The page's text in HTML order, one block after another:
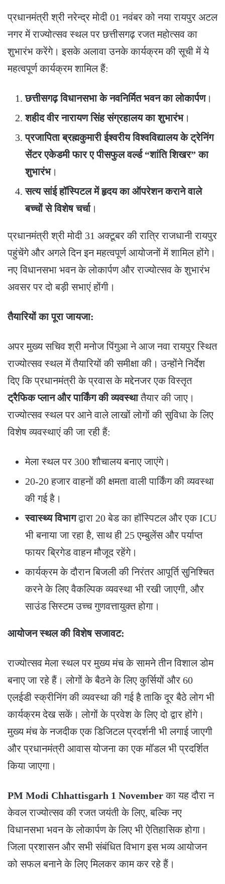
प्रधानमंत्री श्री नरेन्द्र मोदी 01 नवंबर को नया रायपुर अटल
नगर में राज्योत्सव स्थल पर छत्तीसगढ़ रजत महोत्सव का
शुभारंभ करेंगे। इसके अलावा उनके कार्यक्रम की सूची में ये
महत्वपूर्ण कार्यक्रम शामिल हैं:
छत्तीसगढ़ विधानसभा के नवनिर्मित भवन का लोकार्पण।
शहीद वीर नारायण सिंह संग्रहालय का शुभारंभ।
प्रजापिता ब्रह्मकुमारी ईश्वरीय विश्वविद्यालय के ट्रेनिंग
सेंटर एकेडमी फार ए पीसफुल वर्ल्ड “शांति शिखर” का
शुभारंभ।
सत्य सांई हॉस्पिटल में हृदय का ऑपरेशन कराने वाले
बच्चों से विशेष चर्चा।
​प्रधानमंत्री श्री मोदी 31 अक्टूबर की रात्रि राजधानी रायपुर
पहुंचेंगे और अगले दिन इन महत्वपूर्ण आयोजनों में शामिल होंगे।
नए विधानसभा भवन के लोकार्पण और राज्योत्सव के शुभारंभ
अवसर पर दो बड़ी सभाएं होंगी।
तैयारियों का पूरा जायजा:
अपर मुख्य सचिव श्री मनोज पिंगुआ ने आज नवा रायपुर स्थित
राज्योत्सव स्थल में तैयारियों की समीक्षा की। उन्होंने निर्देश
दिए कि प्रधानमंत्री के प्रवास के मद्देनजर एक विस्तृत
ट्रैफिक प्लान और पार्किंग की व्यवस्थातैयार की जाए।
राज्योत्सव स्थल पर आने वाले लाखों लोगों की सुविधा के लिए
विशेष व्यवस्थाएं की जा रही हैं:
​मेला स्थल पर 300 शौचालय बनाए जाएंगे।
​20-20 हजार वाहनों की क्षमता वाली पार्किंग की व्यवस्था
की गई है।
स्वास्थ्य विभागद्वारा 20 बेड का हॉस्पिटल और एक ICU
भी बनाया जा रहा है, साथ ही 25 एम्बुलेंस और पर्याप्त
फायर ब्रिगेड वाहन मौजूद रहेंगे।
​कार्यक्रम के दौरान बिजली की निरंतर आपूर्ति सुनिश्चित
करने के लिए वैकल्पिक व्यवस्था भी रखी जाएगी, और
साउंड सिस्टम उच्च गुणवत्तायुक्त होगा।
आयोजन स्थल की विशेष सजावट:
राज्योत्सव मेला स्थल पर मुख्य मंच के सामने तीन विशाल डोम
बनाए जा रहे हैं। लोगों के बैठने के लिए कुर्सियों और 60
एलईडी स्क्रीनिंग की व्यवस्था की गई है ताकि दूर बैठे लोग भी
कार्यक्रम देख सकें। लोगों के प्रवेश के लिए दो द्वार होंगे।
मुख्य मंच के नजदीक एक डिजिटल प्रदर्शनी भी लगाई जाएगी
और प्रधानमंत्री आवास योजना का एक मॉडल भी प्रदर्शित
किया जाएगा।
PM Modi Chhattisgarh 1 Novemberका यह दौरा न
केवल राज्योत्सव की रजत जयंती के लिए, बल्कि नए
विधानसभा भवन के लोकार्पण के लिए भी ऐतिहासिक होगा।
जिला प्रशासन और सभी संबंधित विभाग इस भव्य आयोजन
को सफल बनाने के लिए मिलकर काम कर रहे हैं।